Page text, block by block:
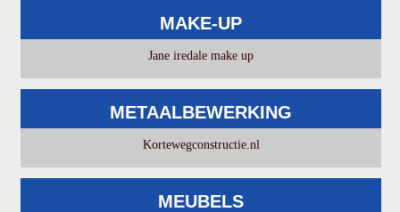
MAKE-UP
Jane iredale make up
METAALBEWERKING
Kortewegconstructie.nl
MEUBELS